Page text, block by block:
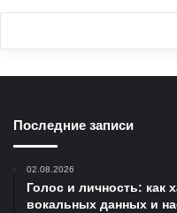
Последние записи
02.08.2026
Голос и личность: как
вокальных данных и